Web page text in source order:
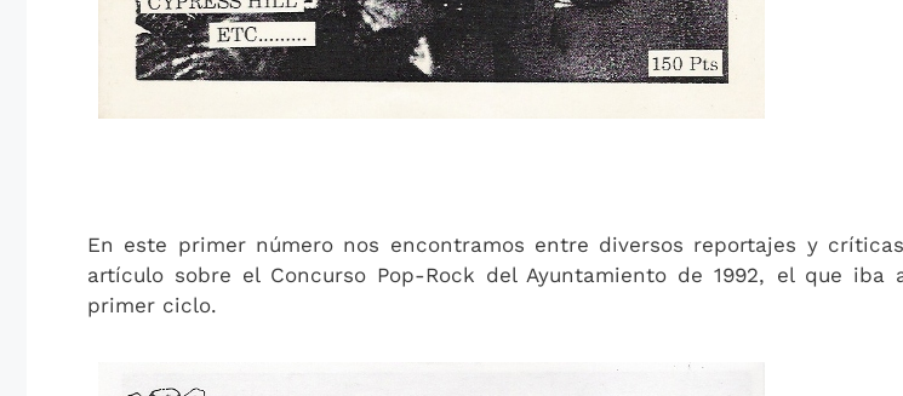
En este primer número nos encontramos entre diversos reportajes y
artículo sobre el Concurso Pop-Rock del Ayuntamiento de 1992, el que
primer ciclo.